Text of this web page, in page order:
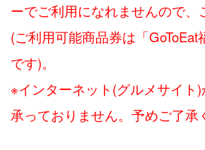
ーでご利用になれませんので、
(ご利用可能商品券は「
です)。
※インターネット(グルメサイト
承っておりません。予めご了承